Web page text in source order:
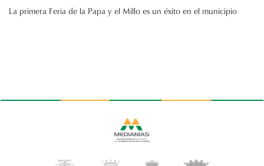
La primera Feria de la Papa y el Millo es un éxito en el municipio